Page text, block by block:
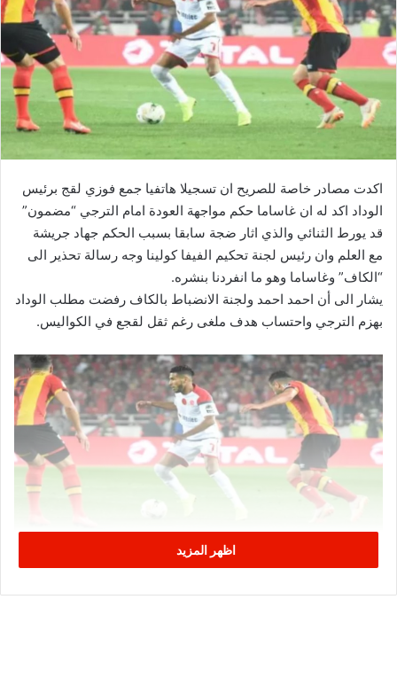
اكدت مصادر خاصة للصريح ان تسجيلا هاتفيا جمع فوزي لقج برئيس
الوداد اكد له ان غاساما حكم مواجهة العودة امام الترجي “مضمون”
قد يورط الثنائي والذي اثار ضجة سابقا بسبب الحكم جهاد جريشة
مع العلم وان رئيس لجنة تحكيم الفيفا كولينا وجه رسالة تحذير الى
“الكاف” وغاساما وهو ما انفردنا بنشره.
يشار الى أن احمد احمد ولجنة الانضباط بالكاف رفضت مطلب الوداد
بهزم الترجي واحتساب هدف ملغى رغم ثقل لقجع في الكواليس.
اظهر المزيد